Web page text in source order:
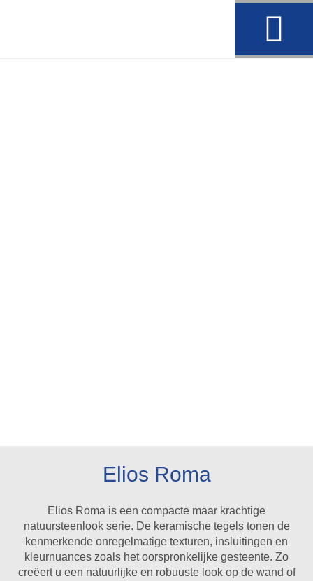
Elios Roma
Elios Roma is een compacte maar krachtige
natuursteenlook serie. De keramische tegels tonen de
kenmerkende onregelmatige texturen, insluitingen en
kleurnuances zoals het oorspronkelijke gesteente. Zo
creëert u een natuurlijke en robuuste look op de wand of